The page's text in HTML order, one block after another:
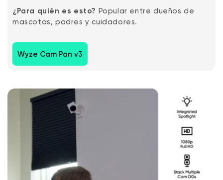
¿Para quién es esto? Popular entre dueños de
mascotas, padres y cuidadores.
Wyze Cam Pan v3